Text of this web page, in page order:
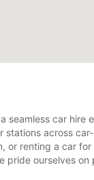
seamless car
across
renting a car
pride ourselves